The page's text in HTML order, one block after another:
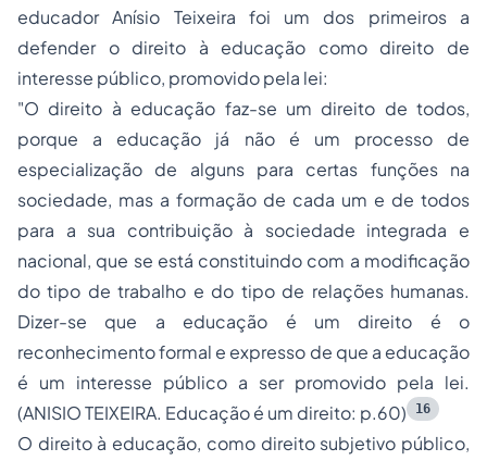
educador Anísio Teixeira foi um dos primeiros a
defender o direito à educação como direito de
interesse público, promovido pela lei:
"O direito à educação faz-se um direito de todos,
porque a educação já não é um processo de
especialização de alguns para certas funções na
sociedade, mas a formação de cada um e de todos
para a sua contribuição à sociedade integrada e
nacional, que se está constituindo com a modificação
do tipo de trabalho e do tipo de relações humanas.
Dizer-se que a educação é um direito é o
reconhecimento formal e expresso de que a educação
é um interesse público a ser promovido pela lei.
(ANISIO TEIXEIRA. Educação é um direito: p.60)
16
O direito à educação, como direito subjetivo público,